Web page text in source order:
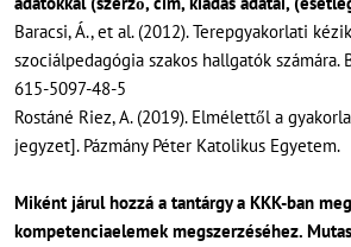
Baracsi, Á., et al. (2012). Terepgyakorlati
szociálpedagógia szakos hallgatók számára.
615-5097-48-5
Rostáné Riez, A. (2019). Elmélettől a
jegyzet]. Pázmány Péter Katolikus Egyetem.
Miként járul hozzá a tantárgy a KKK-ban
kompetenciaelemek megszerzéséhez.